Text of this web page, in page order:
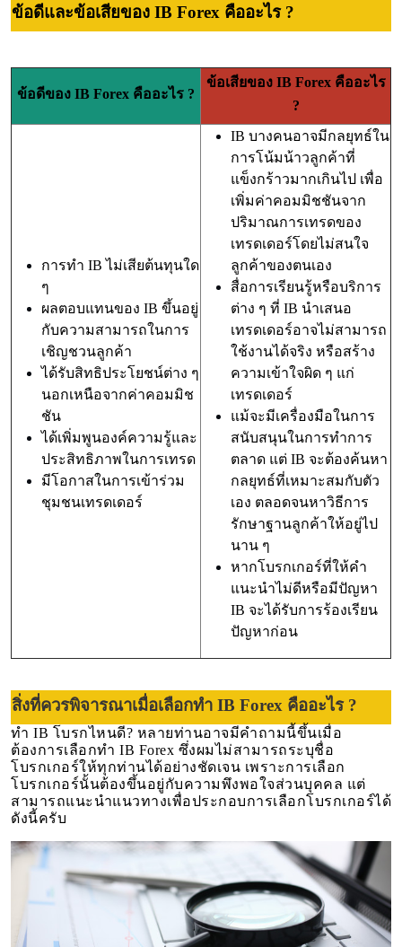
ข้อดีและข้อเสียของ IB Forex คืออะไร ?
ข้อดีของ IB Forex คืออะไร ?
ข้อเสียของ IB Forex คืออะไร
?
การทำ IB ไม่เสียต้นทุนใด
ๆ
ผลตอบแทนของ IB ขึ้นอยู่
กับความสามารถในการ
เชิญชวนลูกค้า
ได้รับสิทธิประโยชน์ต่าง ๆ
นอกเหนือจากค่าคอมมิช
ชัน
ได้เพิ่มพูนองค์ความรู้และ
ประสิทธิภาพในการเทรด
มีโอกาสในการเข้าร่วม
ชุมชนเทรดเดอร์
IB บางคนอาจมีกลยุทธ์ใน
การโน้มน้าวลูกค้าที่
แข็งกร้าวมากเกินไป เพื่อ
เพิ่มค่าคอมมิชชันจาก
ปริมาณการเทรดของ
เทรดเดอร์โดยไม่สนใจ
ลูกค้าของตนเอง
สื่อการเรียนรู้หรือบริการ
ต่าง ๆ ที่ IB นำเสนอ
เทรดเดอร์อาจไม่สามารถ
ใช้งานได้จริง หรือสร้าง
ความเข้าใจผิด ๆ แก่
เทรดเดอร์
แม้จะมีเครื่องมือในการ
สนับสนุนในการทำการ
ตลาด แต่ IB จะต้องค้นหา
กลยุทธ์ที่เหมาะสมกับตัว
เอง ตลอดจนหาวิธีการ
รักษาฐานลูกค้าให้อยู่ไป
นาน ๆ
หากโบรกเกอร์ที่ให้คำ
แนะนำไม่ดีหรือมีปัญหา
IB จะได้รับการร้องเรียน
ปัญหาก่อน
สิ่งที่ควรพิจารณาเมื่อเลือกทำ IB Forex คืออะไร ?
ทำ IB โบรกไหนดี? หลายท่านอาจมีคำถามนี้ขึ้นเมื่อ
ต้องการเลือกทำ IB Forex ซึ่งผมไม่สามารถระบุชื่อ
โบรกเกอร์ให้ทุกท่านได้อย่างชัดเจน เพราะการเลือก
โบรกเกอร์นั้นต้องขึ้นอยู่กับความพึงพอใจส่วนบุคคล แต่
สามารถแนะนำแนวทางเพื่อประกอบการเลือกโบรกเกอร์ได้
ดังนี้ครับ